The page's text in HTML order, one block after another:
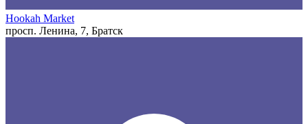
Hookah Market
просп. Ленина, 7, Братск